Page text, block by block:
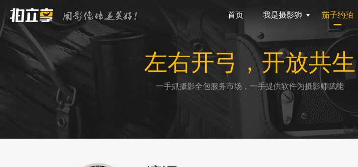
首页 我是摄影狮 茄子约拍
左右开弓，开放共生
一手抓摄影全包服务市场，一手提供软件为摄影师赋能